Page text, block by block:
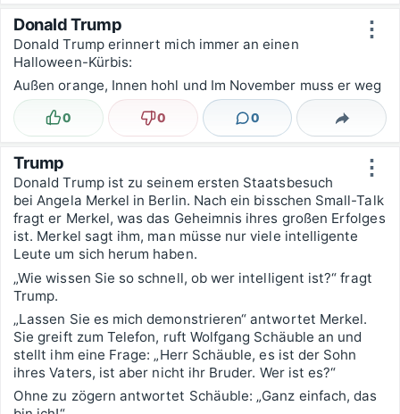
⋮
Donald Trump
Donald Trump erinnert mich immer an einen
Halloween-Kürbis:
Außen orange, Innen hohl und Im November muss er weg
Lustig
0 Nicht lustig
0 0
Kommentare Teilen
⋮
Trump
Donald Trump ist zu seinem ersten Staatsbesuch
bei Angela Merkel in Berlin. Nach ein bisschen Small-Talk
fragt er Merkel, was das Geheimnis ihres großen Erfolges
ist. Merkel sagt ihm, man müsse nur viele intelligente
Leute um sich herum haben.
„Wie wissen Sie so schnell, ob wer intelligent ist?“ fragt
Trump.
„Lassen Sie es mich demonstrieren“ antwortet Merkel.
Sie greift zum Telefon, ruft Wolfgang Schäuble an und
stellt ihm eine Frage: „Herr Schäuble, es ist der Sohn
ihres Vaters, ist aber nicht ihr Bruder. Wer ist es?“
Ohne zu zögern antwortet Schäuble: „Ganz einfach, das